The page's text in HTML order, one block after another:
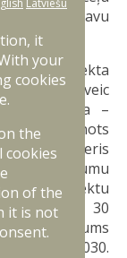
un noliktavu
ka projekta
nav jāveic
budžeta –
ir plānots
partneris
finansējumu
pēc objektu
uzturēšanu 30
maksājums
aptuveni 2030.
Latviešu
it
your
cookies
the
cookies
of the
it is not